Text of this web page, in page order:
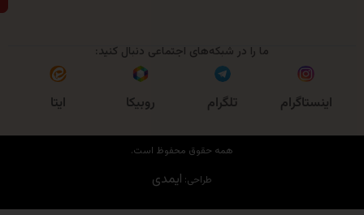
ما را در شبکه‌های اجتماعی دنبال کنید:
تلگرام روبیکا
همه حقوق محفوظ است.
ایمدی